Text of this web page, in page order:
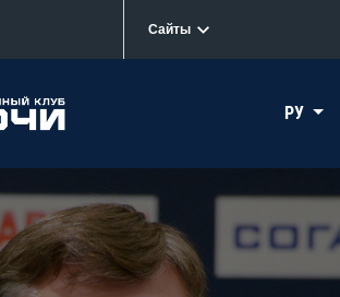
Сайты
РУ